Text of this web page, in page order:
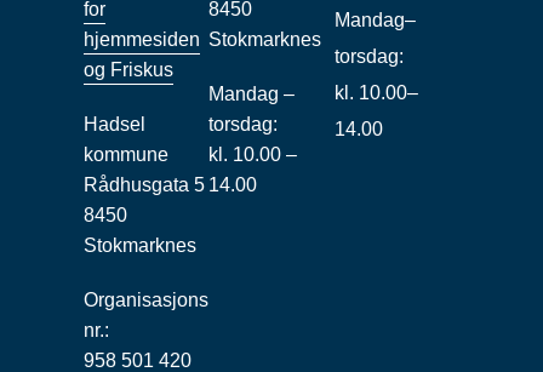
for
hjemmesiden
og Friskus
Hadsel
kommune
Rådhusgata 5
8450
Stokmarknes
Organisasjons
nr.:
958 501 420
8450
Stokmarknes
Mandag –
torsdag:
kl. 10.00 –
14.00
Mandag–
torsdag:
kl. 10.00–
14.00